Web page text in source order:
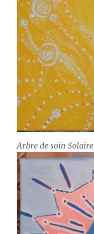
Arbre de soin Solaire